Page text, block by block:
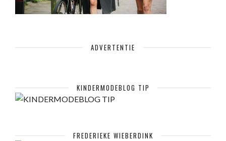
ADVERTENTIE
KINDERMODEBLOG TIP
FREDERIEKE WIEBERDINK